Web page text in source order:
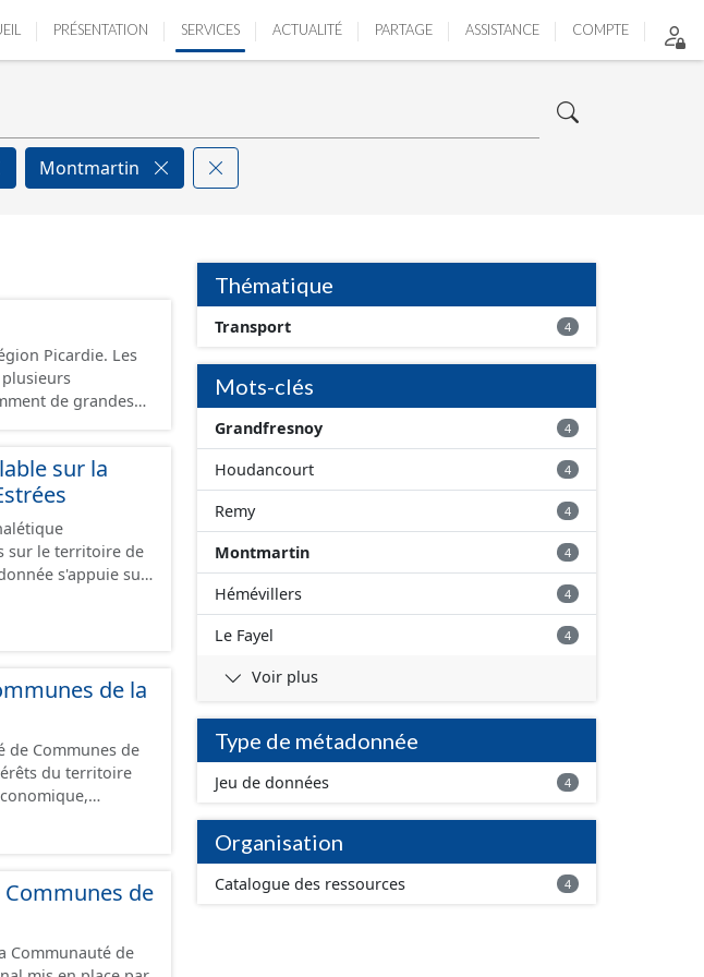
PRÉSENTATION SERVICES ACTUALITÉ PARTAGE ASSISTANCE COMPTE
Montmartin
Picardie. Les
de grandes
sur la
sur le territoire de
s'appuie sur
de la
de Communes de
de natures
non aménagés
de
Communauté de
Thématique
Transport 4
Mots-clés
Grandfresnoy 4
Houdancourt 4
Remy 4
Montmartin 4
Hémévillers 4
Le Fayel 4
Voir plus
Type de métadonnée
Jeu de données 4
Organisation
Catalogue des ressources 4